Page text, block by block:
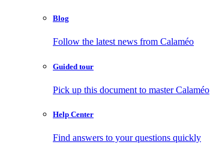
Blog
Follow the latest news from Calaméo
Guided tour
Pick up this document to master Calaméo
Help Center
Find answers to your questions quickly